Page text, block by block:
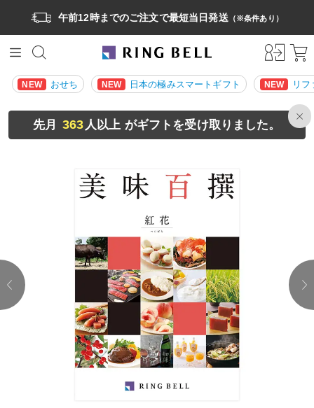
午前12時までのご注文で最短当日発送（※条件あり）
NEW おせち NEW 日本の極みスマートギフト NEW リ
先月 363 人以上 がギフトを受け取りました。
prev